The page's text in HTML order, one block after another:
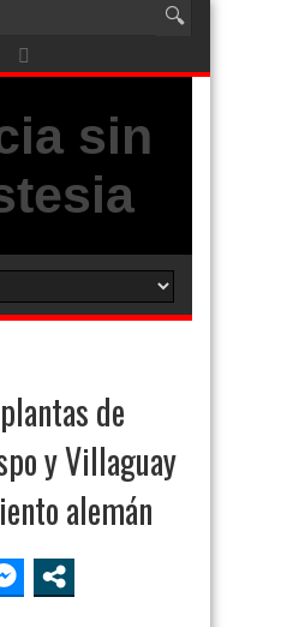
de
y Villaguay
alemán